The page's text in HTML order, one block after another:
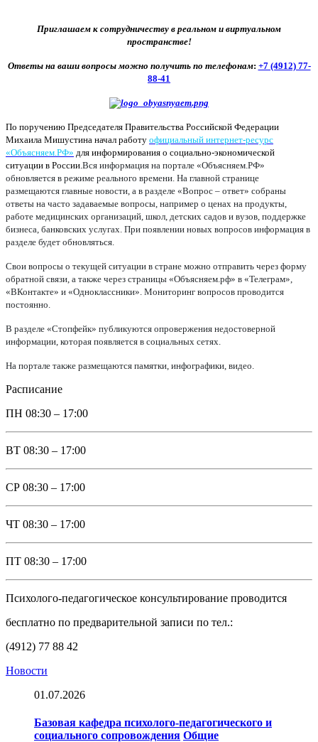
Приглашаем к сотрудничеству в реальном и виртуальном
пространстве!
Ответы на ваши вопросы можно получить по телефонам: +7 (4912) 77-
88-41
По поручению Председателя Правительства Российской Федерации
Михаила Мишустина начал работу официальный интернет-ресурс
«Объясняем.РФ» для информирования о социально-экономической
ситуации в России. Вся информация на портале «Объясняем.РФ»
обновляется в режиме реального времени. На главной странице
размещаются главные новости, а в разделе «Вопрос – ответ» собраны
ответы на часто задаваемые вопросы, например о ценах на продукты,
работе медицинских организаций, школ, детских садов и вузов, поддержке
бизнеса, банковских услугах. При появлении новых вопросов информация в
разделе будет обновляться.
Свои вопросы о текущей ситуации в стране можно отправить через форму
обратной связи, а также через страницы «Объясняем.рф» в «Телеграм»,
«ВКонтакте» и «Одноклассники». Мониторинг вопросов проводится
постоянно.
В разделе «Стопфейк» публикуются опровержения недостоверной
информации, которая появляется в социальных сетях.
На портале также размещаются памятки, инфографики, видео.
Расписание
ПН 08:30 – 17:00
ВТ 08:30 – 17:00
СР 08:30 – 17:00
ЧТ 08:30 – 17:00
ПТ 08:30 – 17:00
Психолого-педагогическое консультирование проводится
бесплатно по предварительной записи по тел.:
(4912) 77 88 42
Новости
01.07.2026
Базовая кафедра психолого-педагогического и
социального сопровождения Общие